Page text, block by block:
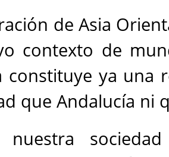
de Asia
contexto de
constituye ya una
que Andalucía ni
nuestra